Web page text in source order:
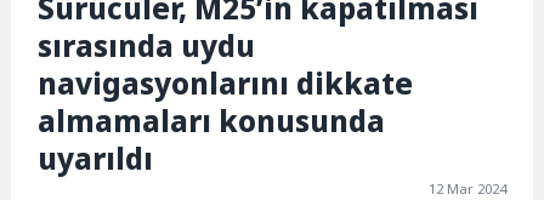
Sürücüler, M25’in kapatılması
sırasında uydu
navigasyonlarını dikkate
almamaları konusunda
uyarıldı
12 Mar 2024